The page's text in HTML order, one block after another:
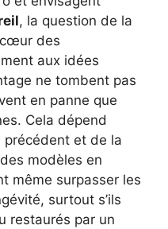
, la question de la
des
aux idées
ne tombent pas
en panne que
Cela dépend
précédent et de la
modèles en
même surpasser les
surtout s’ils
restaurés par un